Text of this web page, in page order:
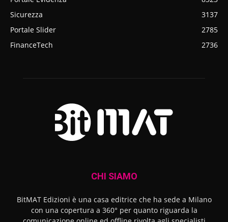
Sicurezza
3137
Portale Slider
2785
FinanceTech
2736
CHI SIAMO
BitMAT Edizioni è una casa editrice che ha sede a Milano
con una copertura a 360° per quanto riguarda la